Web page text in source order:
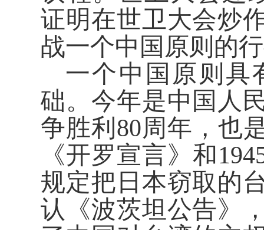
证明在世卫大会炒
战一个中国原则的
一个中国原则具
础。今年是中国人
争胜利80周年，也
《开罗宣言》和
规定把日本窃取的
认《波茨坦公告》